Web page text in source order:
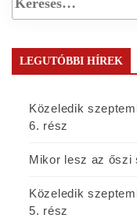
LEGUTÓBBI HÍREK
Közeledik
6. rész
Mikor lesz az őszi
Közeledik
5. rész